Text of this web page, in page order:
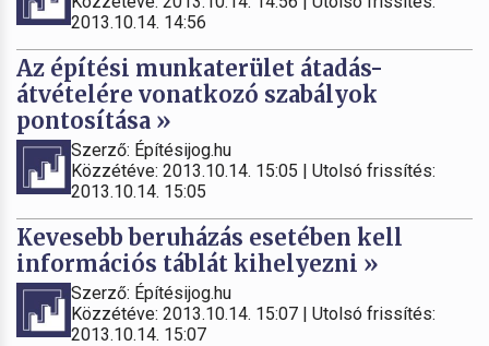
2013.10.14. 14:56
Az építési munkaterület átadás-
átvételére vonatkozó szabályok
pontosítása »
Szerző: Építésijog.hu
Közzétéve: 2013.10.14. 15:05 | Utolsó frissítés:
2013.10.14. 15:05
Kevesebb beruházás esetében kell
információs táblát kihelyezni »
Szerző: Építésijog.hu
Közzétéve: 2013.10.14. 15:07 | Utolsó frissítés:
2013.10.14. 15:07